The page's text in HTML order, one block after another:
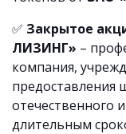
✅ Закрытое
ЛИЗИНГ» –
компания,
предоставления
отечественного
длительным